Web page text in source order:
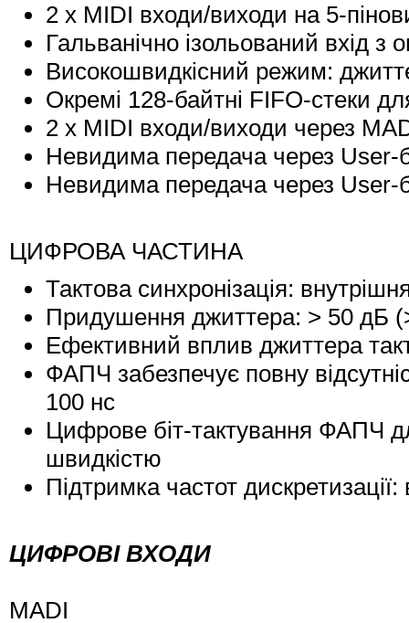
2 x MIDI входи/виходи на 5-
Гальванічно ізольований вхід
Високошвидкісний режим:
Окремі 128-байтні FIFO-стеки
2 x MIDI входи/виходи через
Невидима передача через User-
Невидима передача через User-
ЦИФРОВА ЧАСТИНА
Тактова синхронізація:
Придушення джиттера: > 50 дБ
Ефективний вплив джиттера
ФАПЧ забезпечує повну
100 нс
Цифрове біт-тактування ФАПЧ
швидкістю
Підтримка частот
ЦИФРОВІ ВХОДИ
MADI